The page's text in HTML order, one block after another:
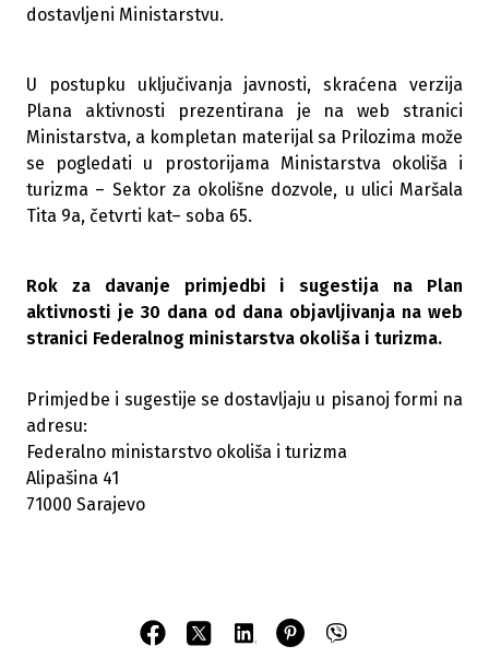
dostavljeni Ministarstvu.
U postupku uključivanja javnosti, skraćena verzija
Plana aktivnosti prezentirana je na web stranici
Ministarstva, a kompletan materijal sa Prilozima može
se pogledati u prostorijama Ministarstva okoliša i
turizma – Sektor za okolišne dozvole, u ulici Maršala
Tita 9a, četvrti kat– soba 65.
Rok za davanje primjedbi i sugestija na Plan
aktivnosti je 30 dana od dana objavljivanja na web
stranici Federalnog ministarstva okoliša i turizma.
Primjedbe i sugestije se dostavljaju u pisanoj formi na
adresu:
Federalno ministarstvo okoliša i turizma
Alipašina 41
71000 Sarajevo